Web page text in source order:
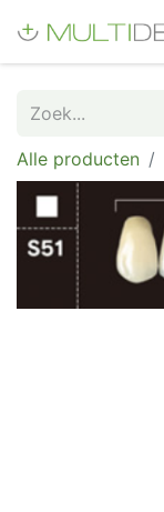
Alle producten